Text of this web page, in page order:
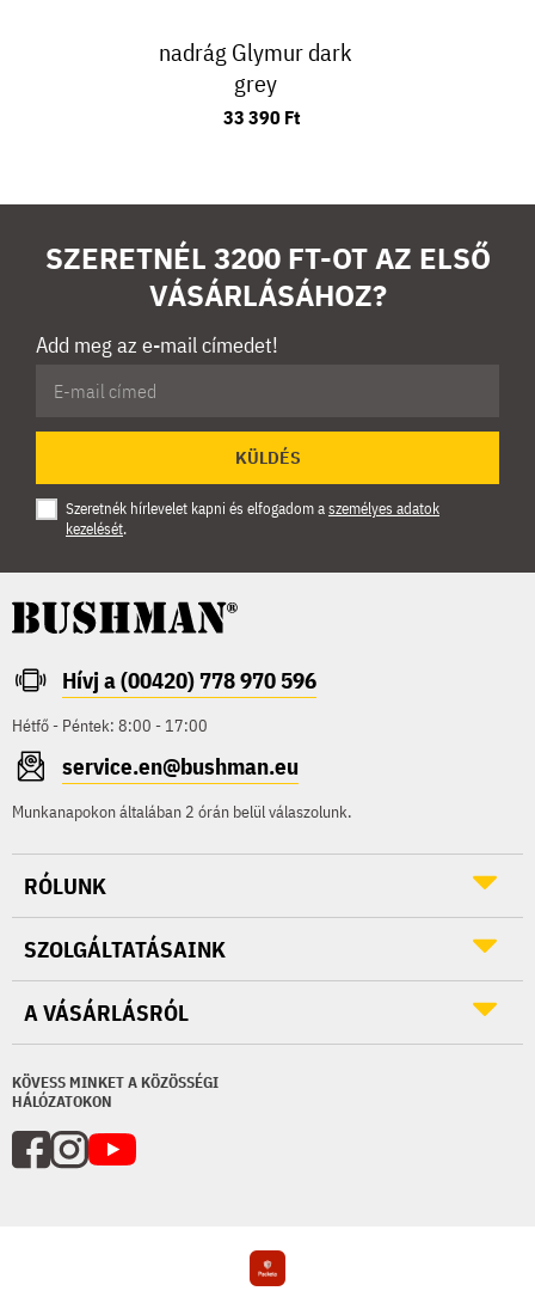
nadrág Glymur dark
grey
33 390 Ft
SZERETNÉL 3200 FT-OT AZ ELSŐ
VÁSÁRLÁSÁHOZ?
Add meg az e-mail címedet!
KÜLDÉS
Szeretnék hírlevelet kapni és elfogadom aszemélyes adatok
kezelését.
Hívj a (00420) 778 970 596
Hétfő - Péntek: 8:00 - 17:00
service.en@bushman.eu
Munkanapokon általában 2 órán belül válaszolunk.
KÖVESS MINKET A KÖZÖSSÉGI
HÁLÓZATOKON
RÓLUNK
SZOLGÁLTATÁSAINK
A VÁSÁRLÁSRÓL